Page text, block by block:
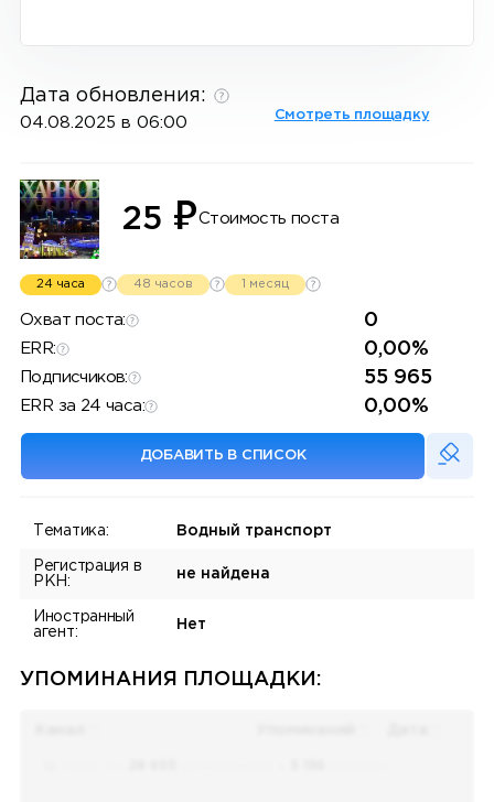
Дата обновления:
04.08.2025 в 06:00 Смотреть площадку
25 ₽Стоимость поста
24 часа 48 часов 1 месяц
Охват поста: 0
ERR: 0,00%
Подписчиков: 55 965
ERR за 24 часа: 0,00%
ДОБАВИТЬ В СПИСОК
Тематика: Водный транспорт
Регистрация в
РКН:
не найдена
Иностранный
агент:
Нет
УПОМИНАНИЯ ПЛОЩАДКИ: